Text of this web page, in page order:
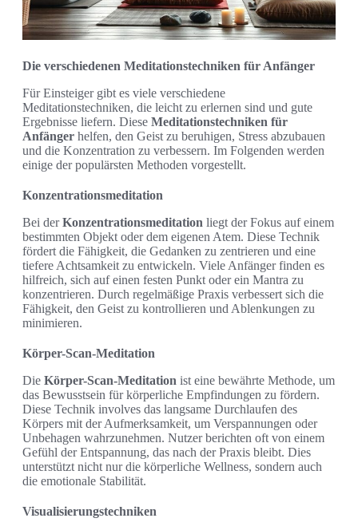
Die verschiedenen Meditationstechniken für Anfänger
Für Einsteiger gibt es viele verschiedene
Meditationstechniken, die leicht zu erlernen sind und gute
Ergebnisse liefern. Diese Meditationstechniken für
Anfänger helfen, den Geist zu beruhigen, Stress abzubauen
und die Konzentration zu verbessern. Im Folgenden werden
einige der populärsten Methoden vorgestellt.
Konzentrationsmeditation
Bei derKonzentrationsmeditation liegt der Fokus auf einem
bestimmten Objekt oder dem eigenen Atem. Diese Technik
fördert die Fähigkeit, die Gedanken zu zentrieren und eine
tiefere Achtsamkeit zu entwickeln. Viele Anfänger finden es
hilfreich, sich auf einen festen Punkt oder ein Mantra zu
konzentrieren. Durch regelmäßige Praxis verbessert sich die
Fähigkeit, den Geist zu kontrollieren und Ablenkungen zu
minimieren.
Körper-Scan-Meditation
Die Körper-Scan-Meditation ist eine bewährte Methode, um
das Bewusstsein für körperliche Empfindungen zu fördern.
Diese Technik involves das langsame Durchlaufen des
Körpers mit der Aufmerksamkeit, um Verspannungen oder
Unbehagen wahrzunehmen. Nutzer berichten oft von einem
Gefühl der Entspannung, das nach der Praxis bleibt. Dies
unterstützt nicht nur die körperliche Wellness, sondern auch
die emotionale Stabilität.
Visualisierungstechniken